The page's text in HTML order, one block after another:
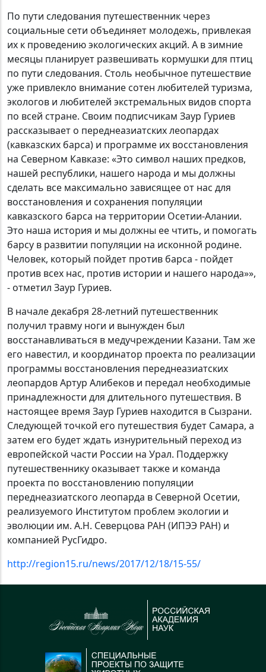
По пути следования путешественник через
социальные сети объединяет молодежь, привлекая
их к проведению экологических акций. А в зимние
месяцы планирует развешивать кормушки для птиц
по пути следования. Столь необычное путешествие
уже привлекло внимание сотен любителей туризма,
экологов и любителей экстремальных видов спорта
по всей стране. Своим подписчикам Заур Гуриев
рассказывает о переднеазиатских леопардах
(кавказских барса) и программе их восстановления
на Северном Кавказе: «Это символ наших предков,
нашей республики, нашего народа и мы должны
сделать все максимально зависящее от нас для
восстановления и сохранения популяции
кавказского барса на территории Осетии-Алании.
Это наша история и мы должны ее чтить, и помогать
барсу в развитии популяции на исконной родине.
Человек, который пойдет против барса - пойдет
против всех нас, против истории и нашего народа»»,
- отметил Заур Гуриев.
В начале декабря 28-летний путешественник
получил травму ноги и вынужден был
восстанавливаться в медучреждении Казани. Там же
его навестил, и координатор проекта по реализации
программы восстановления переднеазиатских
леопардов Артур Алибеков и передал необходимые
принадлежности для длительного путешествия. В
настоящее время Заур Гуриев находится в Сызрани.
Следующей точкой его путешествия будет Самара, а
затем его будет ждать изнурительный переход из
европейской части России на Урал. Поддержку
путешественнику оказывает также и команда
проекта по восстановлению популяции
переднеазиатского леопарда в Северной Осетии,
реализуемого Институтом проблем экологии и
эволюции им. А.Н. Северцова РАН (ИПЭЭ РАН) и
компанией РусГидро.
http://region15.ru/news/2017/12/18/15-55/